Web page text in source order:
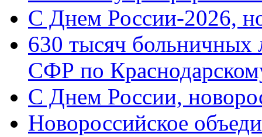
C Днем России-2026,
630 тысяч больничных
СФР по
C Днем России,
Новороссийское